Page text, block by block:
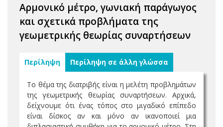
Αρμονικό μέτρο, γωνιακή παράγωγος
και σχετικά προβλήματα της
γεωμετρικής θεωρίας συναρτήσεων
Περίληψη Περίληψη σε άλλη γλώσσα
Το θέμα της διατριβής είναι η μελέτη προβλημάτων
της γεωμετρικής θεωρίας συναρτήσεων. Αρχικά,
δείχνουμε ότι ένας τόπος στο μιγαδικό επίπεδο
είναι δίσκος αν και μόνο αν ικανοποιεί μια